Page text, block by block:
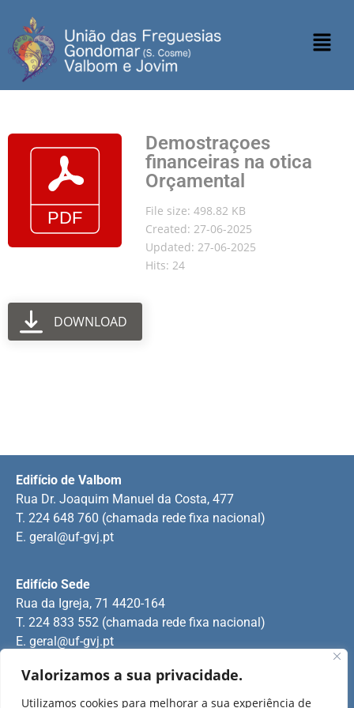
Valorizamos a sua privacidade.
Utilizamos cookies para melhorar a sua experiência de
Demostraçoes
financeiras na otica
Orçamental
File size: 498.82 KB
Created: 27-06-2025
Updated: 27-06-2025
Hits: 24
DOWNLOAD
Edifício Sede
Rua da Igreja, 71 4420-164
T. 224 833 552 (chamada rede fixa nacional)
E. geral@uf-gvj.pt
Edifício de Valbom
Rua Dr. Joaquim Manuel da Costa, 477
T. 224 648 760 (chamada rede fixa nacional)
E. geral@uf-gvj.pt